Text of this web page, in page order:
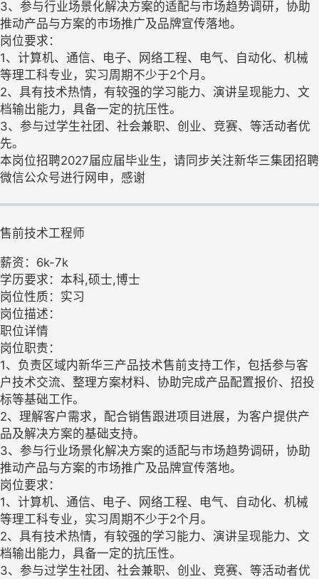
3、参与行业场景化解决方案的适配与市场趋势调研，协助
推动产品与方案的市场推广及品牌宣传落地。
岗位要求：
1、计算机、通信、电子、网络工程、电气、自动化、机械
等理工科专业，实习周期不少于2个月。
2、具有技术热情，有较强的学习能力、演讲呈现能力、文
档输出能力，具备一定的抗压性。
3、参与过学生社团、社会兼职、创业、竞赛、等活动者优
先。
本岗位招聘2027届应届毕业生，请同步关注新华三集团招聘
微信公众号进行网申，感谢
售前技术工程师
薪资：6k-7k
学历要求：本科,硕士,博士
岗位性质：实习
岗位描述：
职位详情
岗位职责：
1、负责区域内新华三产品技术售前支持工作，包括参与客
户技术交流、整理方案材料、协助完成产品配置报价、招投
标等基础工作。
2、理解客户需求，配合销售跟进项目进展，为客户提供产
品及解决方案的基础支持。
3、参与行业场景化解决方案的适配与市场趋势调研，协助
推动产品与方案的市场推广及品牌宣传落地。
岗位要求：
1、计算机、通信、电子、网络工程、电气、自动化、机械
等理工科专业，实习周期不少于2个月。
2、具有技术热情，有较强的学习能力、演讲呈现能力、文
档输出能力，具备一定的抗压性。
3、参与过学生社团、社会兼职、创业、竞赛、等活动者优